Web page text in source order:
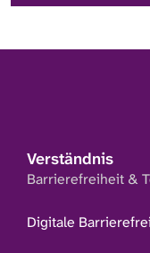
Verständnis
Barrierefreiheit &
Digitale